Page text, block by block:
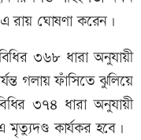
এ রায় ঘোষণা করেন।
৩৬৮ ধারা অনুযায়ী
গলায় ফাঁসিতে ঝুলিয়ে
৩৭৪ ধারা অনুযায়ী
কার্যকর হবে।